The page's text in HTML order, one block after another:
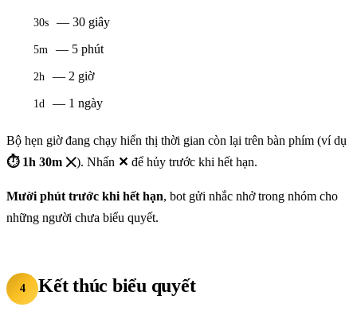
30s — 30 giây
5m — 5 phút
2h — 2 giờ
1d — 1 ngày
Bộ hẹn giờ đang chạy hiển thị thời gian còn lại trên bàn phím (ví dụ
⏱ 1h 30m ✕). Nhấn ✕ để hủy trước khi hết hạn.
Mười phút trước khi hết hạn, bot gửi nhắc nhở trong nhóm cho
những người chưa biểu quyết.
4 Kết thúc biểu quyết